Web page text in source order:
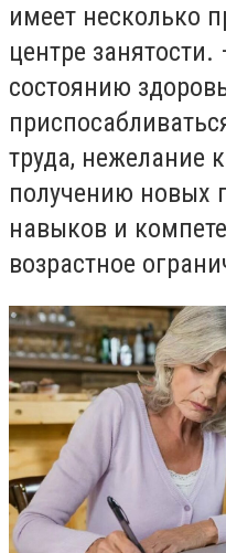
имеет несколько
центре
состоянию
труда, нежелание
получению новых
навыков и
возрастное